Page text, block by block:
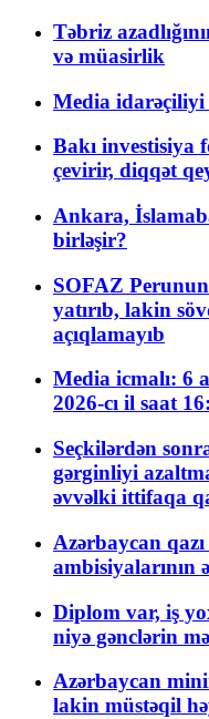
Təbriz
və müasirlik
Media
Bakı
çevirir, diqqət
Ankara,
birləşir?
SOFAZ
yatırıb, lakin
açıqlamayıb
Media icmalı: 6
2026-cı il saat
Seçkilərdən
gərginliyi
əvvəlki ittifaqa
Azərbaycan
ambisiyalarının
Diplom var, iş
niyə gənclərin
Azərbaycan
lakin müstəqil